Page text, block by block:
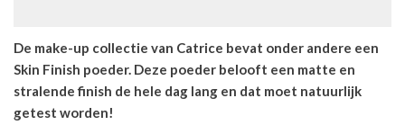
De make-up collectie van Catrice bevat onder andere een
Skin Finish poeder. Deze poeder belooft een matte en
stralende finish de hele dag lang en dat moet natuurlijk
getest worden!